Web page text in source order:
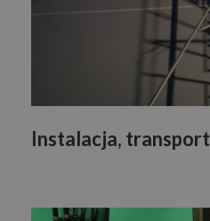
Instalacja, transport